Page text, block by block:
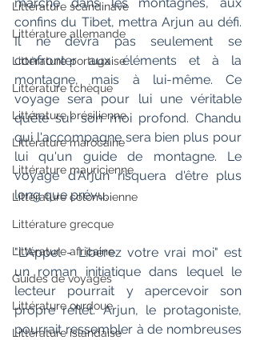
Littérature scandinave
Littérature allemande
Littérature portugaise
Littérature tchèque
Littérature brésilienne
Littérature marocaine
Littérature mauricienne
Littérature colombienne
Littérature grecque
Littérature africaine
Guides de voyages
Littérature ourdoue
Littérature islandaise
confins du Tibet, mettra Arjun au défi.
Il ne devra pas seulement se
confronter aux éléments et à la
montagne, mais à lui-même. Ce
voyage sera pour lui une véritable
quête sur son moi profond. Chandu
qui l'accompagne sera bien plus pour
lui qu'un guide de montagne. Le
voyage d'Arjun risquera d'être plus
long que prévu.
"L'Appel - Libérez votre vrai moi" est
un roman initiatique dans lequel le
lecteur pourrait y apercevoir son
propre reflet. Arjun, le protagoniste,
pourrait ressembler à de nombreuses